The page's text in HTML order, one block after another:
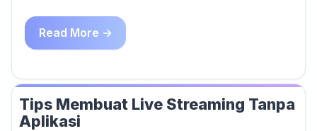
Read More →
Tips Membuat Live Streaming Tanpa
Aplikasi